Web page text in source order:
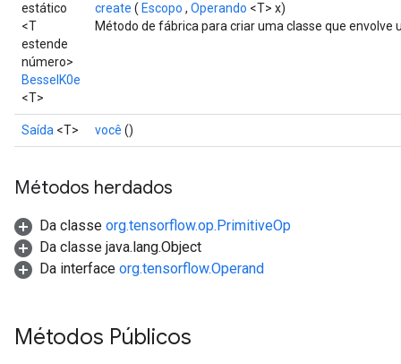
estático
<T
estende
número>
BesselK0e
<T>
create ( Escopo , Operando <T> x)
Método de fábrica para criar uma classe que envolve
Saída <T> você ()
Métodos herdados
Da classe org.tensorflow.op.PrimitiveOp
Da classe java.lang.Object
Da interface org.tensorflow.Operand
Métodos Públicos